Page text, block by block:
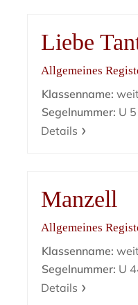
Liebe
Allgemeines
Klassenname:
Segelnummer: U 5
Details
Manzell
Allgemeines
Klassenname:
Segelnummer: U
Details